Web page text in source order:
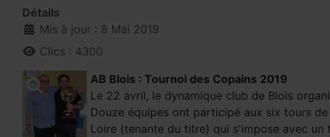
Détails
Mis à jour : 8 Mai 2019
Clics : 4300
AB Blois : Tournoi des Copains 2019
Le 22 avril, le dynamique club de Blois
Douze équipes ont participé aux six tours
Loire (tenante du titre) qui s'impose avec un